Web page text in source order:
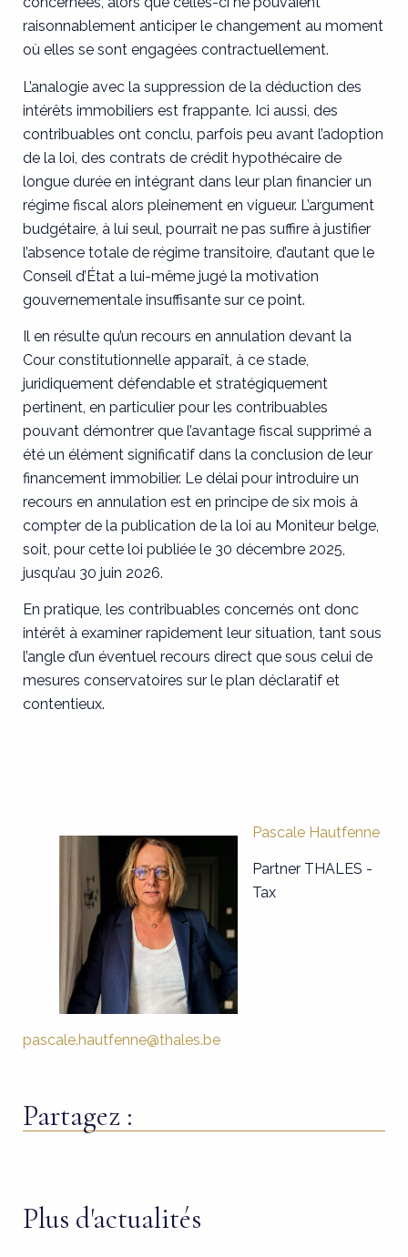
raisonnablement anticiper le changement au moment
où elles se sont engagées contractuellement.
L’analogie avec la suppression de la déduction des
intérêts immobiliers est frappante. Ici aussi, des
contribuables ont conclu, parfois peu avant l’adoption
de la loi, des contrats de crédit hypothécaire de
longue durée en intégrant dans leur plan financier un
régime fiscal alors pleinement en vigueur. L’argument
budgétaire, à lui seul, pourrait ne pas suffire à justifier
l’absence totale de régime transitoire, d’autant que le
Conseil d’État a lui-même jugé la motivation
gouvernementale insuffisante sur ce point.
Il en résulte qu’un recours en annulation devant la
Cour constitutionnelle apparaît, à ce stade,
juridiquement défendable et stratégiquement
pertinent, en particulier pour les contribuables
pouvant démontrer que l’avantage fiscal supprimé a
été un élément significatif dans la conclusion de leur
financement immobilier. Le délai pour introduire un
recours en annulation est en principe de six mois à
compter de la publication de la loi au Moniteur belge,
soit, pour cette loi publiée le 30 décembre 2025,
jusqu’au 30 juin 2026.
En pratique, les contribuables concernés ont donc
intérêt à examiner rapidement leur situation, tant sous
l’angle d’un éventuel recours direct que sous celui de
mesures conservatoires sur le plan déclaratif et
contentieux.
Pascale Hautfenne
Partner THALES -
Tax
pascale.hautfenne@thales.be
Partagez :
Plus d'actualités